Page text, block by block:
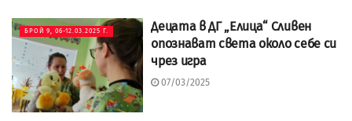
БРОЙ 9, 06-12.03.2025 Г.
Децата в ДГ „Елица“ Сливен
опознават света около себе си
чрез игра
07/03/2025